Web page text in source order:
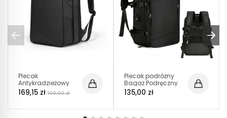
Plecak
Antykradzieżowy
na Laptop 15.6
Cali USB TSA (I179)
169,15 zł 199,00 zł
Plecak podróżny
Bagaż Podręczny
46×32×16 Czarny
PT045
135,00 zł